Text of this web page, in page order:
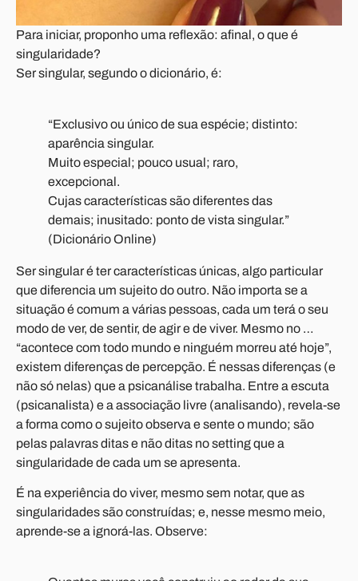
Para iniciar, proponho uma reflexão: afinal, o que é
singularidade?
Ser singular, segundo o dicionário, é:
“Exclusivo ou único de sua espécie; distinto:
aparência singular.
Muito especial; pouco usual; raro,
excepcional.
Cujas características são diferentes das
demais; inusitado: ponto de vista singular.”
(Dicionário Online)
Ser singular é ter características únicas, algo particular
que diferencia um sujeito do outro. Não importa se a
situação é comum a várias pessoas, cada um terá o seu
modo de ver, de sentir, de agir e de viver. Mesmo no …
“acontece com todo mundo e ninguém morreu até hoje”,
existem diferenças de percepção. É nessas diferenças (e
não só nelas) que a psicanálise trabalha. Entre a escuta
(psicanalista) e a associação livre (analisando), revela-se
a forma como o sujeito observa e sente o mundo; são
pelas palavras ditas e não ditas no setting que a
singularidade de cada um se apresenta.
É na experiência do viver, mesmo sem notar, que as
singularidades são construídas; e, nesse mesmo meio,
aprende-se a ignorá-las. Observe: